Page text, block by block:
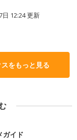
日 12:24更新
をもっと見る
ガイド